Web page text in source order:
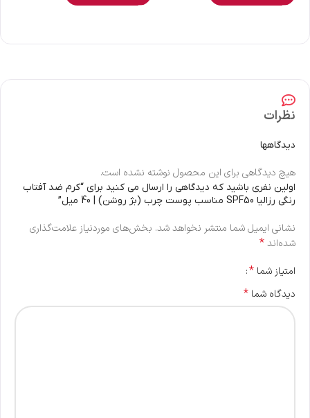
نظرات
دیدگاهها
هیچ دیدگاهی برای این محصول نوشته نشده است.
اولین نفری باشید که دیدگاهی را ارسال می کنید برای “کرم ضد آفتاب
رنگی رزالیا SPF50 مناسب پوست چرب (بژ روشن) | 40 میل”
نشانی ایمیل شما منتشر نخواهد شد. بخش‌های موردنیاز علامت‌گذاری
شده‌اند*
امتیاز شما *
دیدگاه شما *